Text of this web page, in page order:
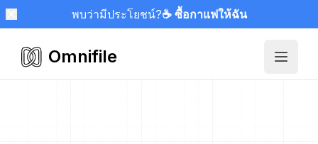
พบว่ามีประโยชน์?☕ ซื้อกาแฟให้ฉัน
Omnifile